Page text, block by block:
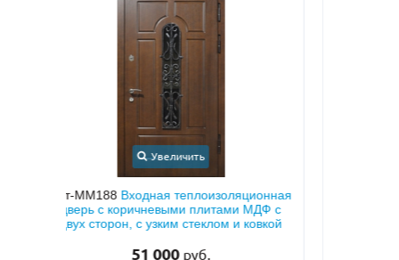
Увеличить
Арт-ММ49Белая входная дверь с МДФ с
двух сторон и шумоизоляцией